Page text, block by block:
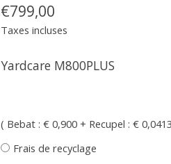
€799,00
Taxes incluses
Yardcare M800PLUS
( Bebat : € 0,900 + Recupel : €
Frais de recyclage